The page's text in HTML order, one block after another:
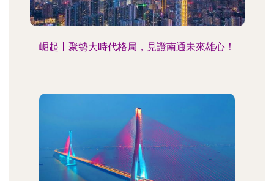
崛起丨聚勢大時代格局，見證南通未來雄心！